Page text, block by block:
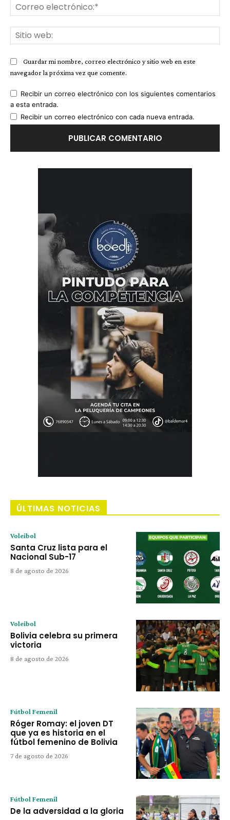
Guardar mi nombre, correo electrónico y sitio web en este
navegador la próxima vez que comente.
Recibir un correo electrónico con los siguientes comentarios
a esta entrada.
Recibir un correo electrónico con cada nueva entrada.
ÚLTIMAS NOTICIAS
Voleibol
Santa Cruz lista para el
Nacional Sub-17
8 de agosto de 2026
Voleibol
Bolivia celebra su primera
victoria
8 de agosto de 2026
Fútbol Femenil
Róger Romay: el joven DT
que ya es historia en el
fútbol femenino de Bolivia
7 de agosto de 2026
Fútbol Femenil
De la adversidad a la gloria